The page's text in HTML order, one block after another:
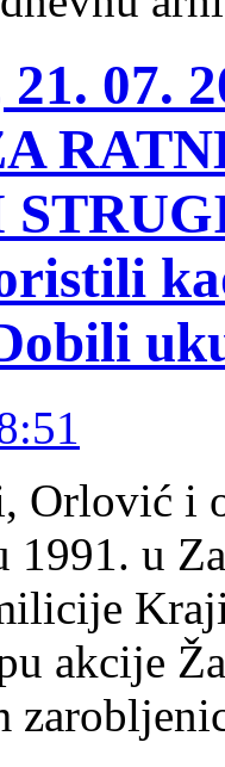
07.
Orlović i
u
akcije